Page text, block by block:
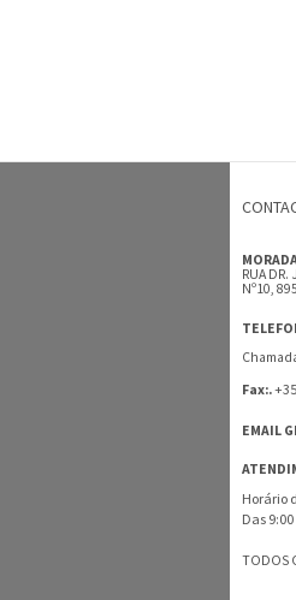
RUA DR.
Nº10,
Fax:.
EMAIL
Horário
Das
TODOS